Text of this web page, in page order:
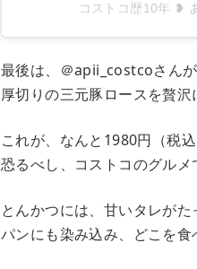
コストコ歴10年 ❥
最後は、＠apii_costcoさん
厚切りの三元豚ロースを贅沢
これが、なんと1980円（税
恐るべし、コストコのグルメ
とんかつには、甘いタレがた
パンにも染み込み、どこを食